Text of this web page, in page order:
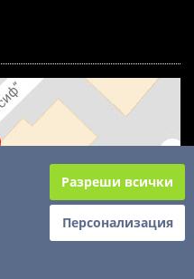
Всички права запазени
Разреши всички
Персонализация